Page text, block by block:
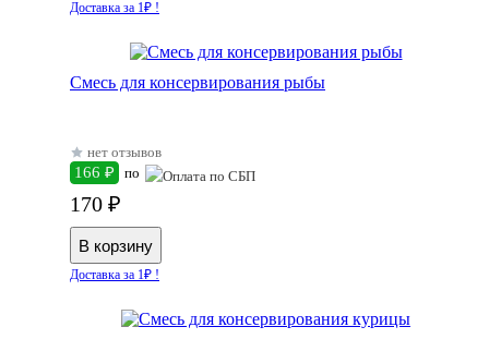
Доставка за 1₽ !
Смесь для консервирования рыбы
нет отзывов
166 ₽ по
170 ₽
Доставка за 1₽ !